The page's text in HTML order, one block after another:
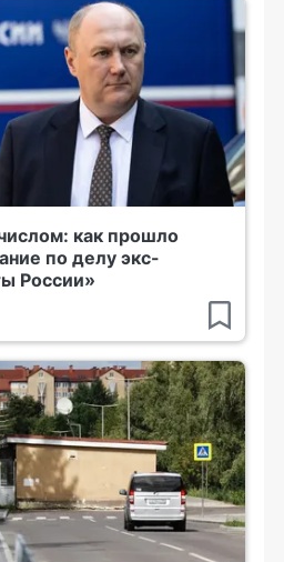
как прошло
по делу экс-
России»